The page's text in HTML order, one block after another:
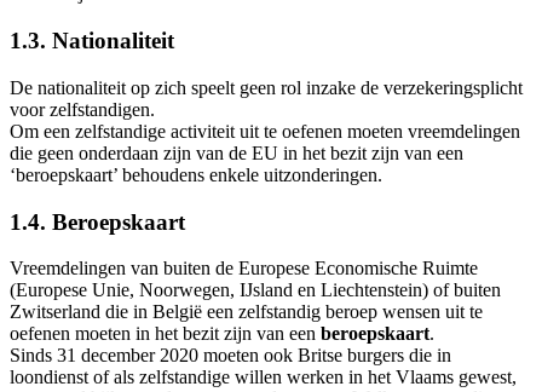
1.3. Nationaliteit
De nationaliteit op zich speelt geen rol inzake de verzekeringsplicht
voor zelfstandigen.
Om een zelfstandige activiteit uit te oefenen moeten vreemdelingen
die geen onderdaan zijn van de EU in het bezit zijn van een
‘beroepskaart’ behoudens enkele uitzonderingen.
1.4. Beroepskaart
Vreemdelingen van buiten de Europese Economische Ruimte
(Europese Unie, Noorwegen, IJsland en Liechtenstein) of buiten
Zwitserland die in België een zelfstandig beroep wensen uit te
oefenen moeten in het bezit zijn van een beroepskaart.
Sinds 31 december 2020 moeten ook Britse burgers die in
loondienst of als zelfstandige willen werken in het Vlaams gewest,